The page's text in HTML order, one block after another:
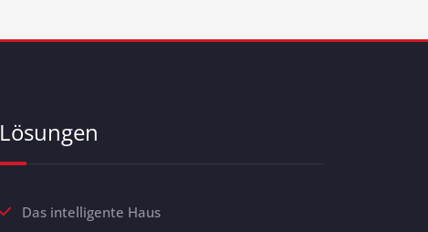
Lösungen
Das intelligente Haus